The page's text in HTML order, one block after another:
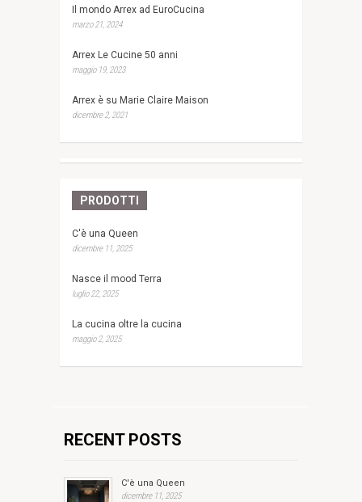
Il mondo Arrex ad EuroCucina
marzo 21, 2024
Arrex Le Cucine 50 anni
maggio 19, 2023
Arrex è su Marie Claire Maison
dicembre 2, 2021
PRODOTTI
C'è una Queen
dicembre 11, 2025
Nasce il mood Terra
luglio 22, 2025
La cucina oltre la cucina
maggio 2, 2025
RECENT POSTS
C'è una Queen
dicembre 11, 2025